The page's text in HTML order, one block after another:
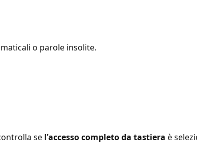
o parole insolite.
se l'accesso completo da tastiera è